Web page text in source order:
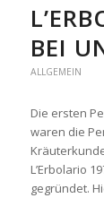
BEI
ALLGEMEIN
Die ersten
waren die
L’Erbolario
gegründet.